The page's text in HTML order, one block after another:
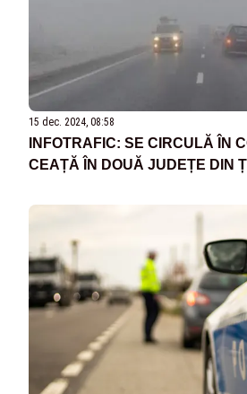
15 dec. 2024, 08:58
INFOTRAFIC: SE CIRCULĂ ÎN
CEAȚĂ ÎN DOUĂ JUDEȚE DIN